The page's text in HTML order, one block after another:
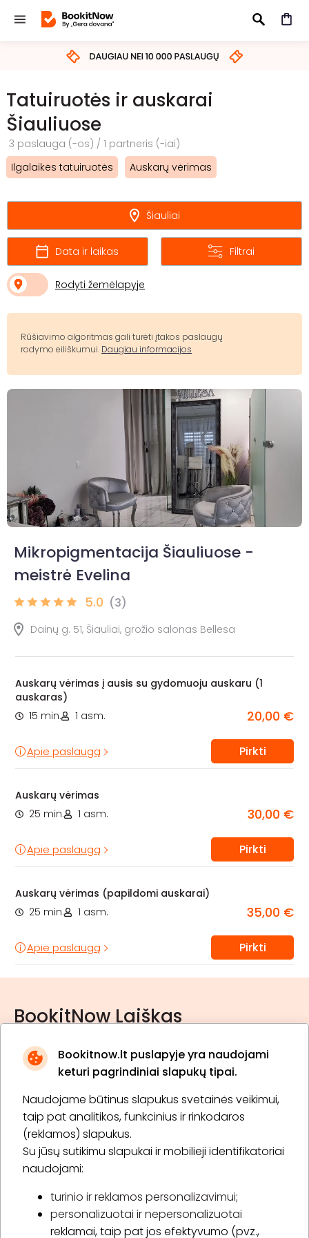
Bookitnow.lt puslapyje yra naudojami
keturi pagrindiniai slapukų tipai.
Naudojame būtinus slapukus svetainės veikimui,
taip pat analitikos, funkcinius ir rinkodaros
(reklamos) slapukus.
Su jūsų sutikimu slapukai ir mobilieji identifikatoriai
naudojami:
turinio ir reklamos personalizavimui;
personalizuotai ir nepersonalizuotai
reklamai, taip pat jos efektyvumo (pvz.,
IEŠKOTI
Tatuiruotės ir auskarai
Šiauliuose
3 paslauga (-os) / 1 partneris (-iai)
Ilgalaikės tatuiruotės
Auskarų vėrimas
Šiauliai
Data ir laikas Filtrai
Rodyti žemėlapyje
Rūšiavimo algoritmas gali turėti įtakos paslaugų
rodymo eiliškumui. Daugiau informacijos
Mikropigmentacija Šiauliuose -
meistrė Evelina
5.0 (3)
Dainų g. 51, Šiauliai, grožio salonas Bellesa
Auskarų vėrimas į ausis su gydomuoju auskaru (1
auskaras)
15 min.
1 asm. 20,00 €
Apie paslaugą Pirkti
Auskarų vėrimas
25 min.
1 asm. 30,00 €
Apie paslaugą Pirkti
Auskarų vėrimas (papildomi auskarai)
25 min.
1 asm. 35,00 €
Apie paslaugą Pirkti
BookitNow Laiškas
* Susipažinau su privatumo politika
Prenumeruoti
Apie „BookitNow“